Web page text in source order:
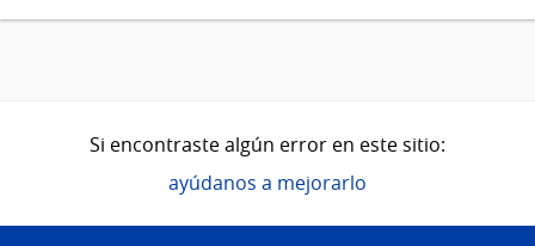
Si encontraste algún error en este sitio:
ayúdanos a mejorarlo